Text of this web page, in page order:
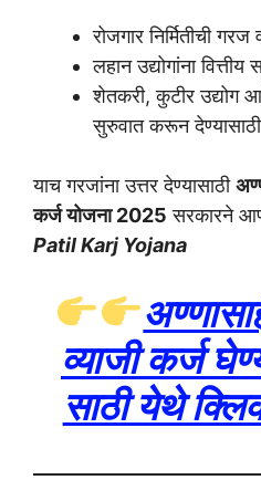
रोजगार निर्मितीची
लहान उद्योगांना
शेतकरी, कुटीर उद्योग
सुरुवात करून
याच गरजांना उत्तर देण्यासाठी
कर्ज योजना 2025 सरकारने
Patil Karj Yojana
व्याजी कर्ज
साठी येथे